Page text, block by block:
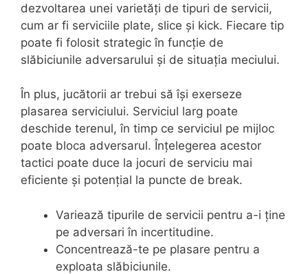
dezvoltarea unei varietăți de tipuri de servicii,
cum ar fi serviciile plate, slice și kick. Fiecare tip
poate fi folosit strategic în funcție de
slăbiciunile adversarului și de situația meciului.
În plus, jucătorii ar trebui să își exerseze
plasarea serviciului. Serviciul larg poate
deschide terenul, în timp ce serviciul pe mijloc
poate bloca adversarul. Înțelegerea acestor
tactici poate duce la jocuri de serviciu mai
eficiente și potențial la puncte de break.
Variează tipurile de servicii pentru a-i ține
pe adversari în incertitudine.
Concentrează-te pe plasare pentru a
exploata slăbiciunile.